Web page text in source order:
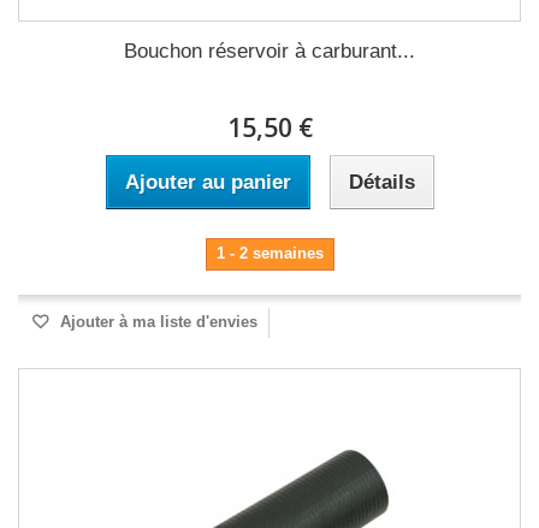
Bouchon réservoir à carburant...
15,50 €
Ajouter au panier Détails
1 - 2 semaines
Ajouter à ma liste d'envies